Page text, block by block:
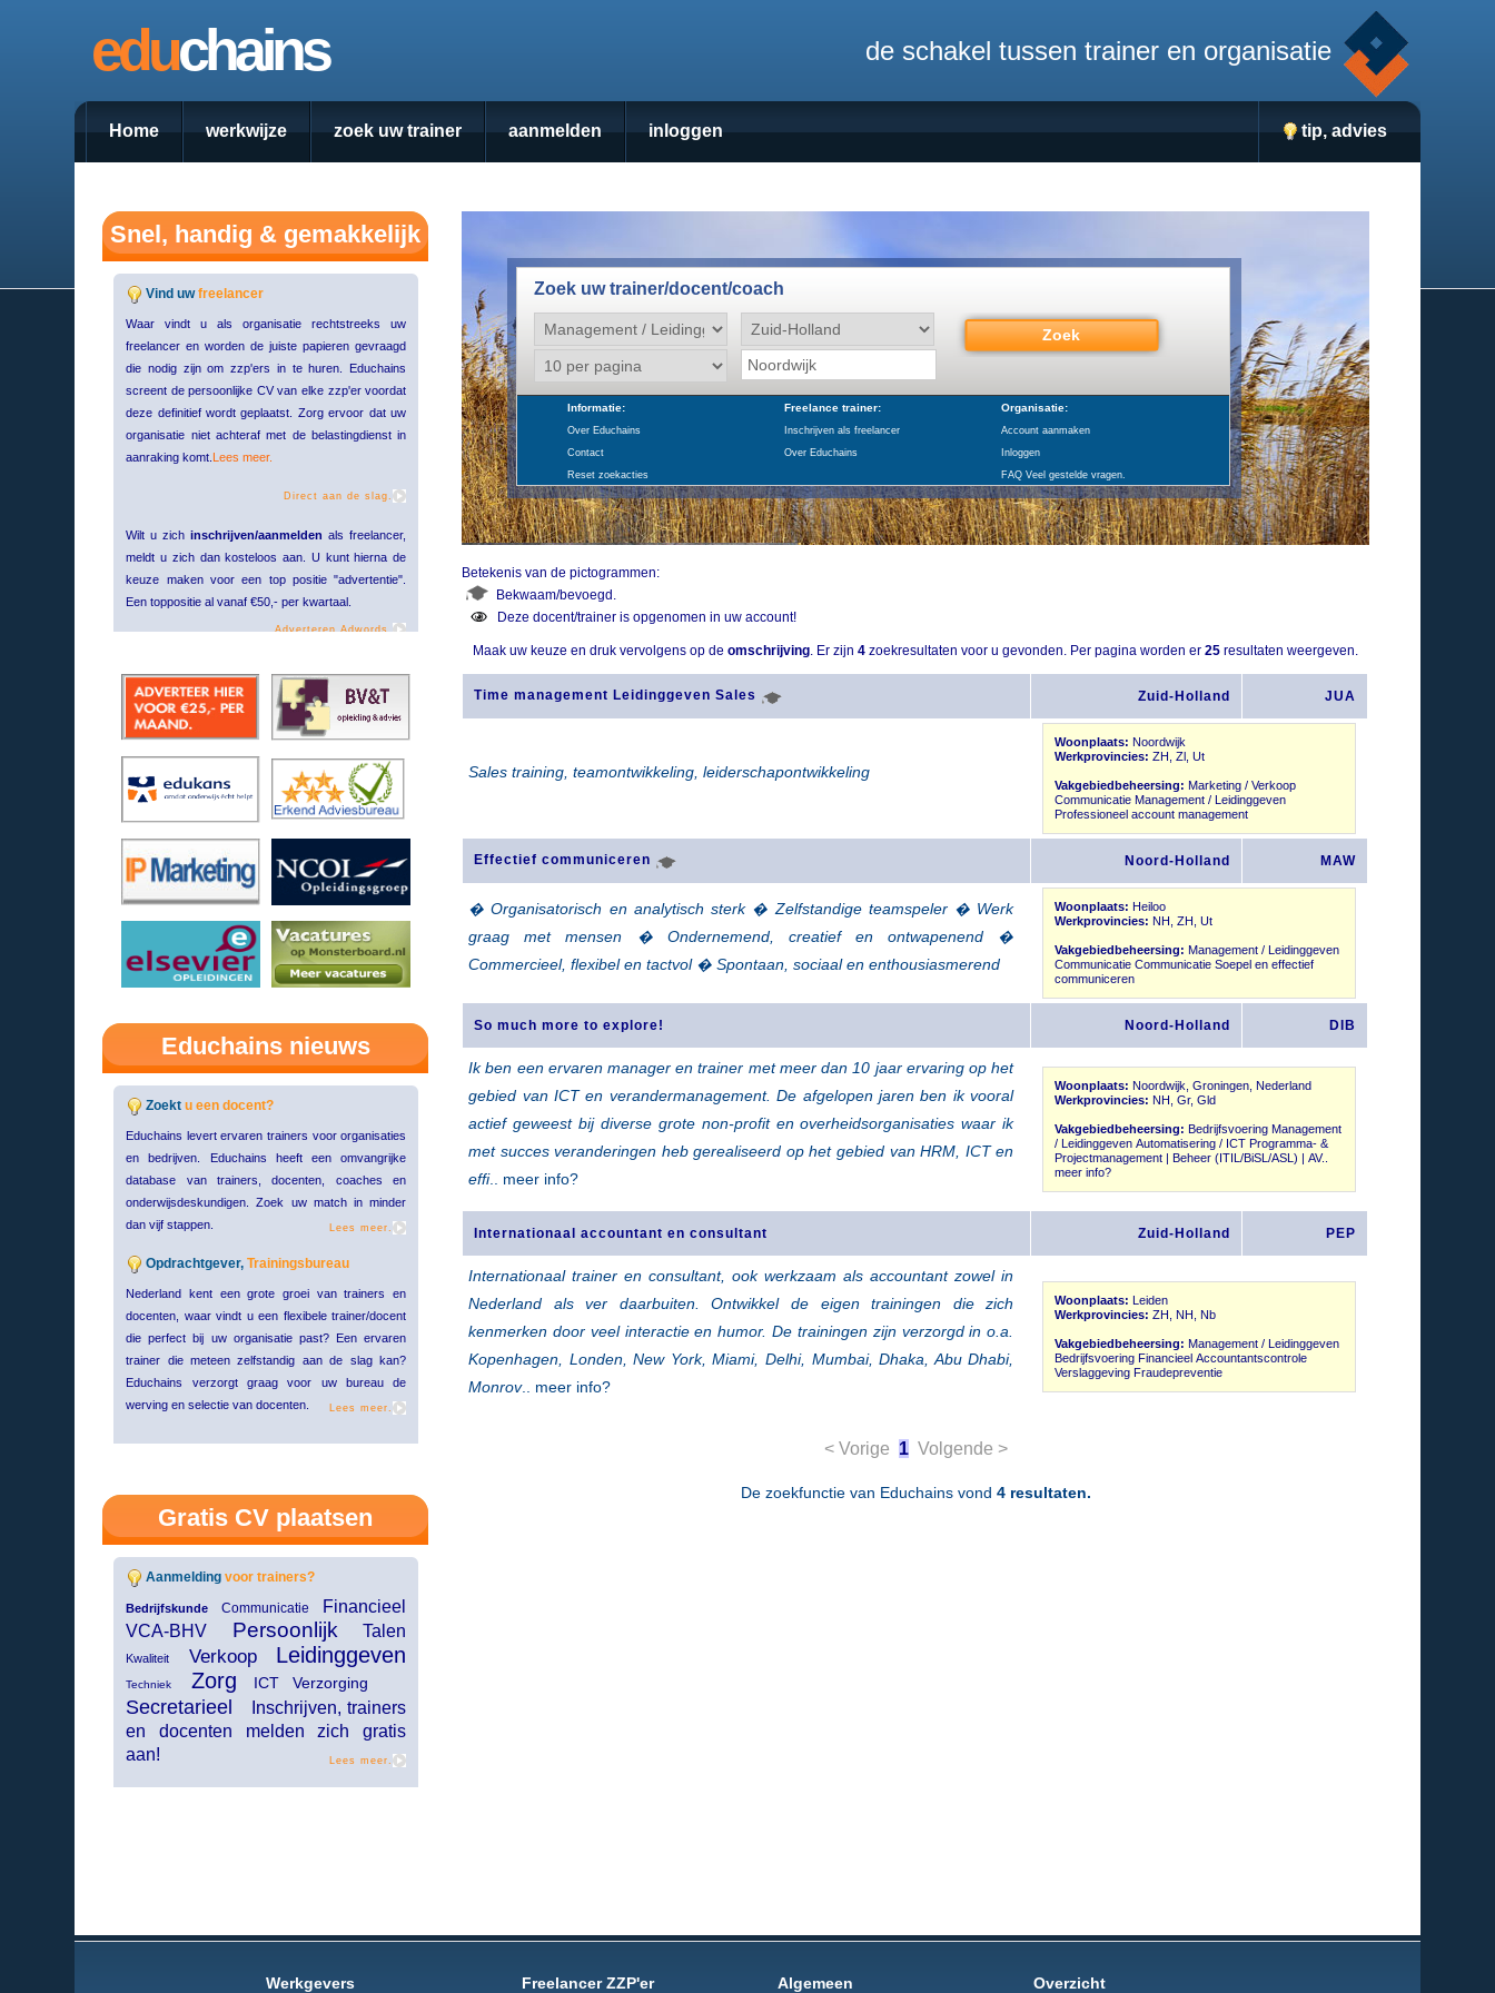
educhains de schakel tussen trainer en organisatie
Home werkwijze zoek uw trainer aanmelden inloggen tip, advies
Snel, handig & gemakkelijk
Vind uwfreelancer
Waar vindt u als organisatie rechtstreeks uw
freelancer en worden de juiste papieren gevraagd
die nodig zijn om zzp'ers in te huren. Educhains
screent de persoonlijke CV van elke zzp'er voordat
deze definitief wordt geplaatst. Zorg ervoor dat uw
organisatie niet achteraf met de belastingdienst in
aanraking komt. Lees meer.
Direct aan de slag.
Wilt u zichinschrijven/aanmelden als freelancer,
meldt u zich dan kosteloos aan. U kunt hierna de
keuze maken voor een top positie "advertentie".
Een toppositie al vanaf €50,- per kwartaal.
Adverteren Adwords.
Educhains nieuws
Zoektu een docent?
Educhains levert ervaren trainers voor organisaties
en bedrijven. Educhains heeft een omvangrijke
database van trainers, docenten, coaches en
onderwijsdeskundigen. Zoek uw match in minder
dan vijf stappen.
Lees meer.
Opdrachtgever,Trainingsbureau
Nederland kent een grote groei van trainers en
docenten, waar vindt u een flexibele trainer/docent
die perfect bij uw organisatie past? Een ervaren
trainer die meteen zelfstandig aan de slag kan?
Educhains verzorgt graag voor uw bureau de
werving en selectie van docenten.
Lees meer.
Gratis CV plaatsen
Aanmeldingvoor trainers?
Bedrijfskunde Communicatie
Financieel
VCA-BHV
Persoonlijk Talen
Kwaliteit Verkoop Leidinggeven
Techniek Zorg ICT Verzorging
Secretarieel
Inschrijven, trainers
en docenten melden zich gratis
aan!
Lees meer.
Zoek uw trainer/docent/coach
Informatie:
Over Educhains
Contact
Reset zoekacties
Freelance trainer:
Inschrijven als freelancer
Over Educhains
Organisatie:
Account aanmaken
Inloggen
FAQ Veel gestelde vragen.
Betekenis van de pictogrammen:
Bekwaam/bevoegd.
Deze docent/trainer is opgenomen in uw account!
Maak uw keuze en druk vervolgens op deomschrijving. Er zijn4 zoekresultaten voor u gevonden. Per pagina worden er25 resultaten weergeven.
Time management Leidinggeven Sales Zuid-Holland JUA
Sales training, teamontwikkeling, leiderschapontwikkeling
Woonplaats:Noordwijk
Werkprovincies: ZH, Zl, Ut
Vakgebiedbeheersing:Marketing / Verkoop
Communicatie Management / Leidinggeven
Professioneel account management
Effectief communiceren Noord-Holland MAW
� Organisatorisch en analytisch sterk � Zelfstandige teamspeler � Werk
graag met mensen � Ondernemend, creatief en ontwapenend �
Commercieel, flexibel en tactvol � Spontaan, sociaal en enthousiasmerend
Woonplaats:Heiloo
Werkprovincies: NH, ZH, Ut
Vakgebiedbeheersing:Management / Leidinggeven
Communicatie Communicatie Soepel en effectief
communiceren
So much more to explore! Noord-Holland DIB
Ik ben een ervaren manager en trainer met meer dan 10 jaar ervaring op het
gebied van ICT en verandermanagement. De afgelopen jaren ben ik vooral
actief geweest bij diverse grote non-profit en overheidsorganisaties waar ik
met succes veranderingen heb gerealiseerd op het gebied van HRM, ICT en
effi.. meer info?
Woonplaats:Noordwijk, Groningen, Nederland
Werkprovincies: NH, Gr, Gld
Vakgebiedbeheersing:Bedrijfsvoering Management
/ Leidinggeven Automatisering / ICT Programma- &
Projectmanagement | Beheer (ITIL/BiSL/ASL) | AV..
meer info?
Internationaal accountant en consultant Zuid-Holland PEP
Internationaal trainer en consultant, ook werkzaam als accountant zowel in
Nederland als ver daarbuiten. Ontwikkel de eigen trainingen die zich
kenmerken door veel interactie en humor. De trainingen zijn verzorgd in o.a.
Kopenhagen, Londen, New York, Miami, Delhi, Mumbai, Dhaka, Abu Dhabi,
Monrov.. meer info?
Woonplaats:Leiden
Werkprovincies: ZH, NH, Nb
Vakgebiedbeheersing:Management / Leidinggeven
Bedrijfsvoering Financieel Accountantscontrole
Verslaggeving Fraudepreventie
< Vorige 1 Volgende >
De zoekfunctie van Educhains vond 4 resultaten.
Werkgevers Freelancer ZZP'er Algemeen Overzicht